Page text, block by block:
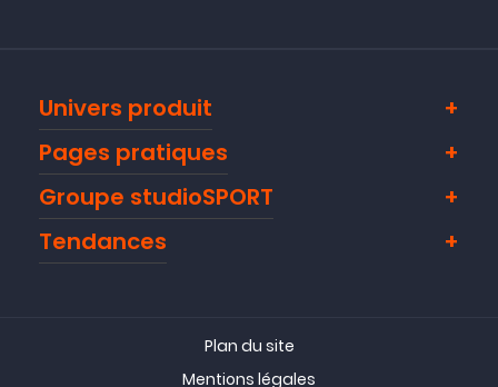
Univers produit
Pages pratiques
Groupe studioSPORT
Tendances
Plan du site
Mentions légales